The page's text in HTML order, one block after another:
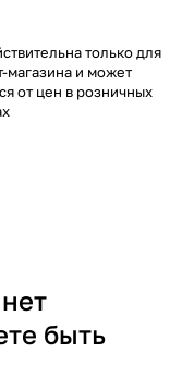
только для
магазина и может
от цен в розничных
быть